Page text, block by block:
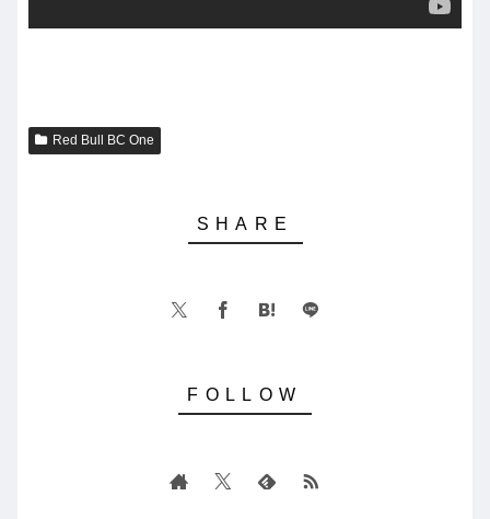
Red Bull BC One